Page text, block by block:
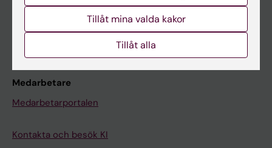
Studentmejlen
Kurs- och programwebbar
Medarbetare
Medarbetarportalen
Kontakta och besök KI
Tillåt mina valda kakor
Tillåt alla